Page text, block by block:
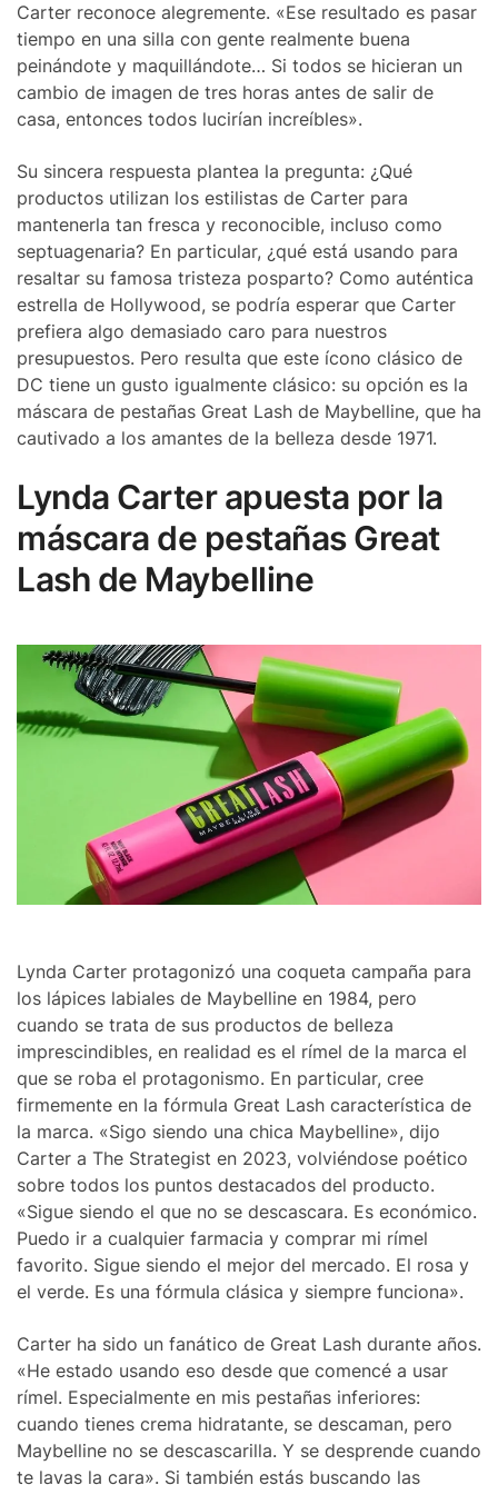
Carter reconoce alegremente. «Ese resultado es pasar
tiempo en una silla con gente realmente buena
peinándote y maquillándote… Si todos se hicieran un
cambio de imagen de tres horas antes de salir de
casa, entonces todos lucirían increíbles».
Su sincera respuesta plantea la pregunta: ¿Qué
productos utilizan los estilistas de Carter para
mantenerla tan fresca y reconocible, incluso como
septuagenaria? En particular, ¿qué está usando para
resaltar su famosa tristeza posparto? Como auténtica
estrella de Hollywood, se podría esperar que Carter
prefiera algo demasiado caro para nuestros
presupuestos. Pero resulta que este ícono clásico de
DC tiene un gusto igualmente clásico: su opción es la
máscara de pestañas Great Lash de Maybelline, que ha
cautivado a los amantes de la belleza desde 1971.
Lynda Carter apuesta por la
máscara de pestañas Great
Lash de Maybelline
Lynda Carter protagonizó una coqueta campaña para
los lápices labiales de Maybelline en 1984, pero
cuando se trata de sus productos de belleza
imprescindibles, en realidad es el rímel de la marca el
que se roba el protagonismo. En particular, cree
firmemente en la fórmula Great Lash característica de
la marca. «Sigo siendo una chica Maybelline», dijo
Carter a The Strategist en 2023, volviéndose poético
sobre todos los puntos destacados del producto.
«Sigue siendo el que no se descascara. Es económico.
Puedo ir a cualquier farmacia y comprar mi rímel
favorito. Sigue siendo el mejor del mercado. El rosa y
el verde. Es una fórmula clásica y siempre funciona».
Carter ha sido un fanático de Great Lash durante años.
«He estado usando eso desde que comencé a usar
rímel. Especialmente en mis pestañas inferiores:
cuando tienes crema hidratante, se descaman, pero
Maybelline no se descascarilla. Y se desprende cuando
te lavas la cara». Si también estás buscando las